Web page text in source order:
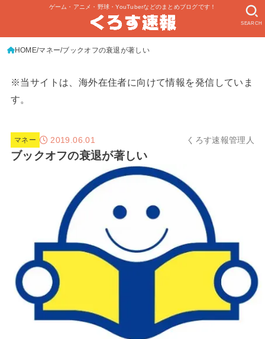
ゲーム・アニメ・野球・YouTuberなどのまとめブログです！
SEARCH
HOME マネー ブックオフの衰退が著しい
※当サイトは、海外在住者に向けて情報を発信していま
す。
マネー 2019.06.01 くろす速報管理人
ブックオフの衰退が著しい